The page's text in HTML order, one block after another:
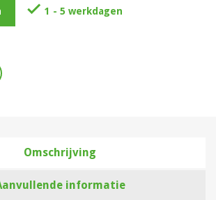
 1 - 5 werkdagen
Omschrijving
informatie